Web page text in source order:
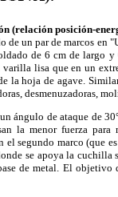
(relación posición-
de un par de marcos en
de 6 cm de
lisa que en un
la hoja de agave.
desmenuzadoras,
ángulo de ataque de
la menor fuerza
segundo marco (que
se apoya la
de metal. El objetivo